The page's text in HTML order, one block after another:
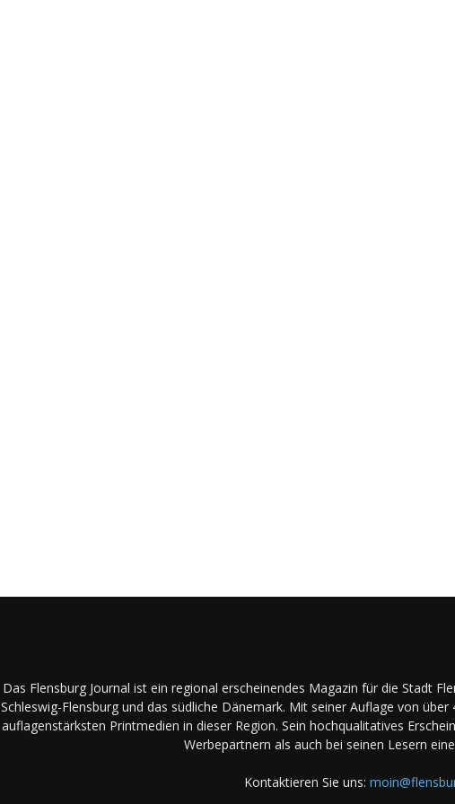
Das Flensburg Journal ist ein regional erscheinendes Magazin für die Stadt
Schleswig-Flensburg und das südliche Dänemark. Mit seiner Auflage von
auflagenstärksten Printmedien in dieser Region. Sein hochqualitatives
Werbepartnern als auch bei seinen Lesern
Kontaktieren Sie uns: